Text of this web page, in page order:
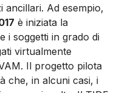
ancillari. Ad esempio,
è iniziata la
i soggetti in grado di
virtualmente
Il progetto pilota
che, in alcuni casi, i